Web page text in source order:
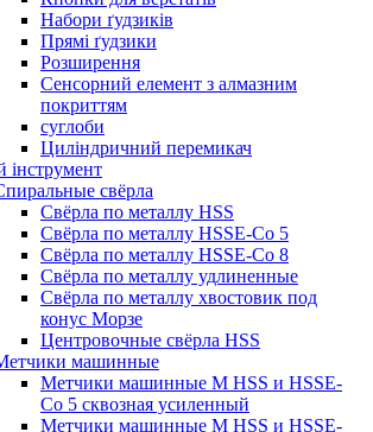
Набори ґудзиків
Прямі ґудзики
Розширення
Сенсорний елемент з алмазним
покриттям
суглоби
Циліндричний перемикач
інструмент
свёрла
Свёрла по металлу HSS
Свёрла по металлу HSSE-Co 5
Свёрла по металлу HSSE-Co 8
Свёрла по металлу удлиненные
Свёрла по металлу хвостовик под
конус Морзе
Центровочные свёрла HSS
машинные
Метчики машинные M HSS и HSSE-
Co 5 сквозная усиленный
Метчики машинные M HSS и HSSE-